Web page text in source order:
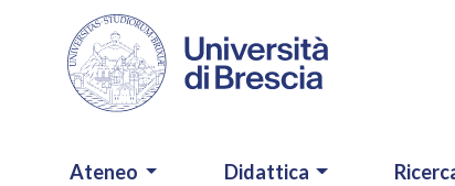
Salta al contenuto principale
NAVIGAZIONE PRINCIPALE
Ateneo Didattica